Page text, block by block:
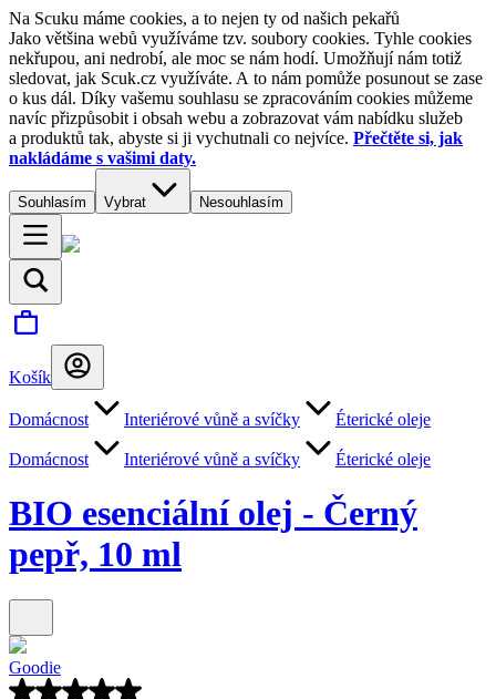
Na Scuku máme cookies, a to nejen ty od našich pekařů
Jako většina webů využíváme tzv. soubory cookies. Tyhle cookies
nekřupou, ani nedrobí, ale moc se nám hodí. Umožňují nám totiž
sledovat, jak Scuk.cz využíváte. A to nám pomůže posunout se zase
o kus dál. Díky vašemu souhlasu se zpracováním cookies můžeme
navíc přizpůsobit i obsah webu a zobrazovat vám nabídku služeb
a produktů tak, abyste si ji vychutnali co nejvíce. Přečtěte si, jak
nakládáme s vašimi daty.
Souhlasím Vybrat Nesouhlasím
Košík
Domácnost Interiérové vůně a svíčky Éterické oleje
Domácnost Interiérové vůně a svíčky Éterické oleje
BIO esenciální olej - Černý
pepř, 10 ml
Goodie